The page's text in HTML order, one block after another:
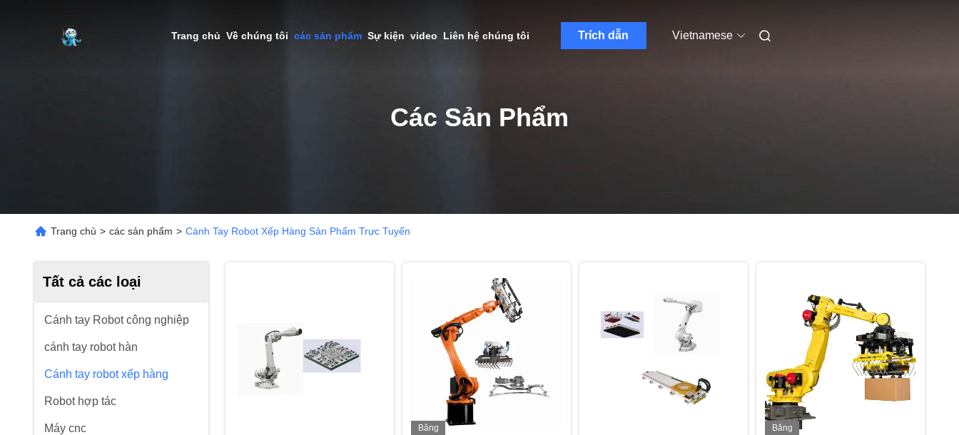
Trang chủ Về chúng tôi các sản phẩm Sự kiện video Liên hệ chúng tôi Trích dẫn Vietnamese
Các Sản Phẩm
Trang chủ > các sản phẩm > Cánh Tay Robot Xếp Hàng Sản Phẩm Trực Tuyến
Tất cả các loại
Cánh tay Robot công nghiệp
cánh tay robot hàn
Cánh tay robot xếp hàng
Robot hợp tác
Máy cnc
Băng
Băng